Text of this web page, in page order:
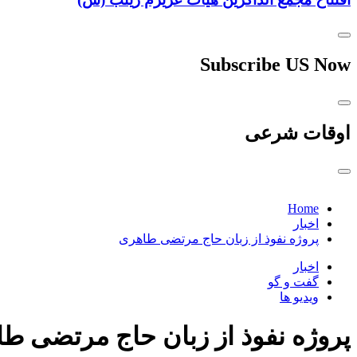
Subscribe US Now
اوقات شرعی
Home
اخبار
پروژه نفوذ از زبان حاج مرتضی طاهری
اخبار
گفت و گو
ویدیو ها
پروژه نفوذ از زبان حاج مرتضی